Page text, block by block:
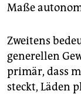
Maße
Zweitens
generellen
primär, dass
steckt, Läden